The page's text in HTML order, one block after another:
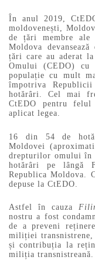
În anul 2019,
moldovenești,
de țări membre ale
Moldova
țări care au aderat
Omului (CEDO)
populație cu mult
împotriva
hotărâri. Cel mai
CtEDO pentru
aplicat legea.
16 din 54 de
Moldovei
drepturilor omului în
hotărâri pe lângă
Republica Moldova.
depuse la CtEDO.
Astfel în cauza
nostru a fost
de a preveni
miliției
și contribuția la
miliția transnistreană.